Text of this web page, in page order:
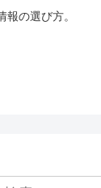
の選び方。